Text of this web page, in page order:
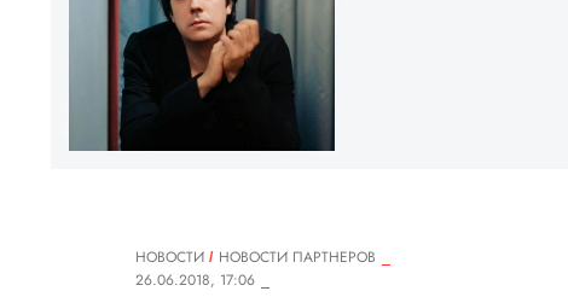
НОВОСТИ
НОВОСТИ ПАРТНЕРОВ
26.06.2018, 17:06